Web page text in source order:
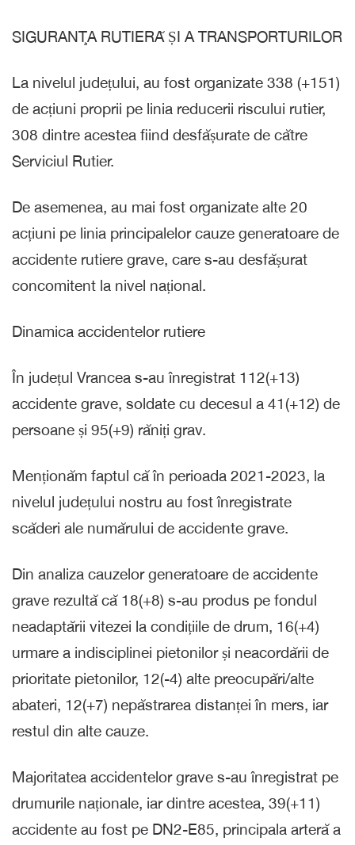
SIGURANŢA RUTIERĂ ȘI A TRANSPORTURILOR
La nivelul județului, au fost organizate 338 (+151)
de acțiuni proprii pe linia reducerii riscului rutier,
308 dintre acestea fiind desfășurate de către
Serviciul Rutier.
De asemenea, au mai fost organizate alte 20
acțiuni pe linia principalelor cauze generatoare de
accidente rutiere grave, care s-au desfășurat
concomitent la nivel național.
Dinamica accidentelor rutiere
În județul Vrancea s-au înregistrat 112(+13)
accidente grave, soldate cu decesul a 41(+12) de
persoane și 95(+9) răniți grav.
Menționăm faptul că în perioada 2021-2023, la
nivelul județului nostru au fost înregistrate
scăderi ale numărului de accidente grave.
Din analiza cauzelor generatoare de accidente
grave rezultă că 18(+8) s-au produs pe fondul
neadaptării vitezei la condițiile de drum, 16(+4)
urmare a indisciplinei pietonilor și neacordării de
prioritate pietonilor, 12(-4) alte preocupări/alte
abateri, 12(+7) nepăstrarea distanței în mers, iar
restul din alte cauze.
Majoritatea accidentelor grave s-au înregistrat pe
drumurile naționale, iar dintre acestea, 39(+11)
accidente au fost pe DN2-E85, principala arteră a